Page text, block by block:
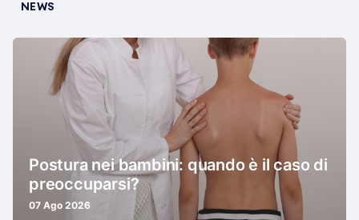
NEWS
Postura nei bambini: quando è il caso di
preoccuparsi?
07 Ago 2026